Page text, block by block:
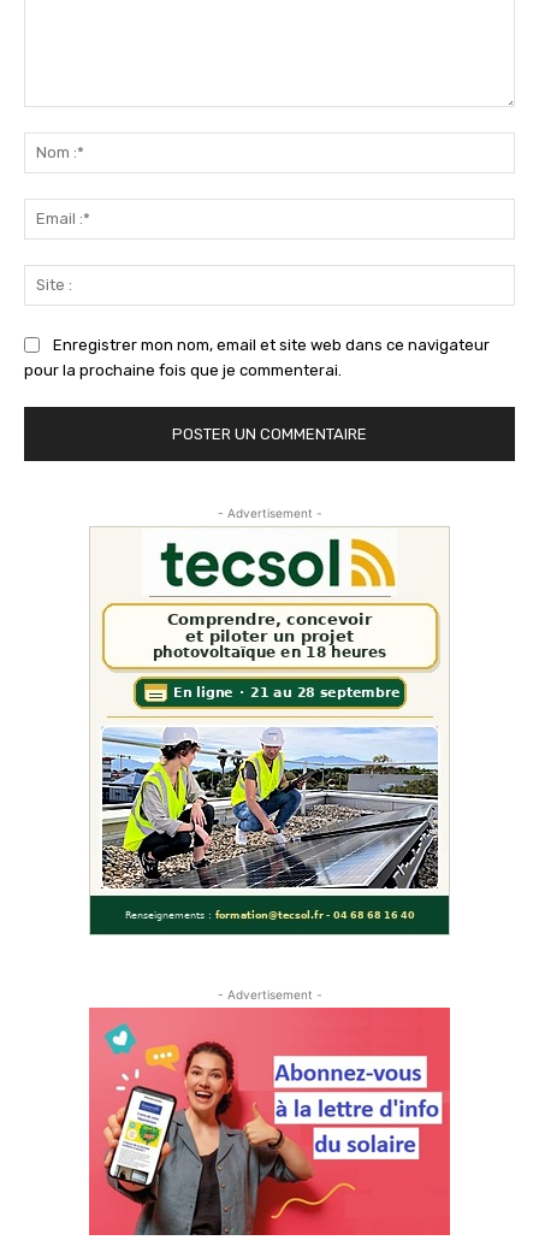
Enregistrer mon nom, email et site web dans ce navigateur
pour la prochaine fois que je commenterai.
- Advertisement -
- Advertisement -